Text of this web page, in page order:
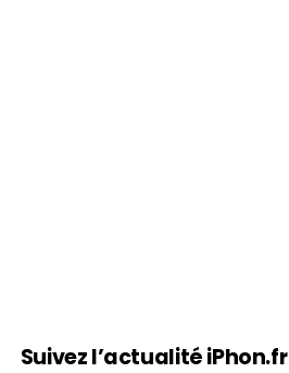
Suivez l’actualité iPhon.fr